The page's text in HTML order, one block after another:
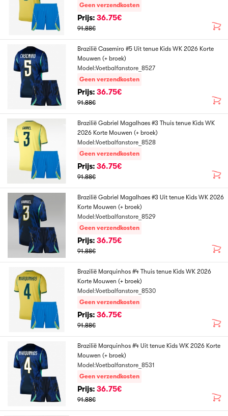
Geen verzendkosten
Prijs: 36.75€
91.88€
Brazilië Casemiro #5 Uit tenue Kids WK 2026 Korte
Mouwen (+ broek)
Model:Voetbalfanstore_8527
Geen verzendkosten
Prijs: 36.75€
91.88€
Brazilië Gabriel Magalhaes #3 Thuis tenue Kids WK
2026 Korte Mouwen (+ broek)
Model:Voetbalfanstore_8528
Geen verzendkosten
Prijs: 36.75€
91.88€
Brazilië Gabriel Magalhaes #3 Uit tenue Kids WK 2026
Korte Mouwen (+ broek)
Model:Voetbalfanstore_8529
Geen verzendkosten
Prijs: 36.75€
91.88€
Brazilië Marquinhos #4 Thuis tenue Kids WK 2026
Korte Mouwen (+ broek)
Model:Voetbalfanstore_8530
Geen verzendkosten
Prijs: 36.75€
91.88€
Brazilië Marquinhos #4 Uit tenue Kids WK 2026 Korte
Mouwen (+ broek)
Model:Voetbalfanstore_8531
Geen verzendkosten
Prijs: 36.75€
91.88€